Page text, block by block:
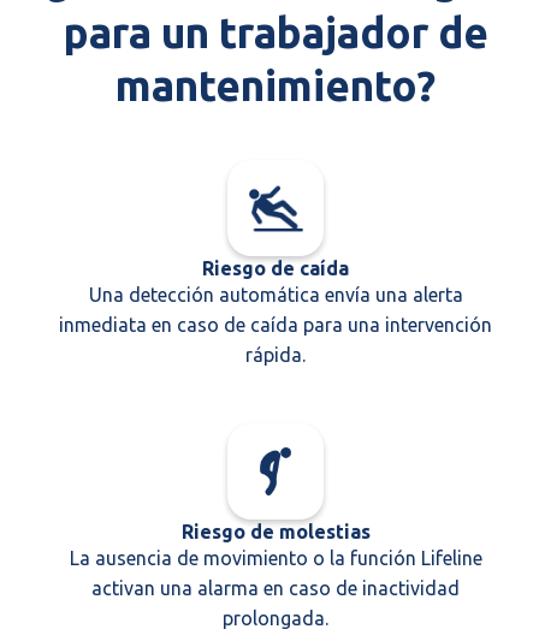
para un trabajador de
mantenimiento?
Riesgo de caída
Una detección automática envía una alerta
inmediata en caso de caída para una intervención
rápida.
Riesgo de molestias
La ausencia de movimiento o la función Lifeline
activan una alarma en caso de inactividad
prolongada.